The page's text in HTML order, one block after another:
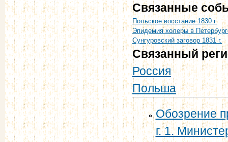
Связанные
Польское восстание 1830 г.
Эпидемия холеры в
Сунгуровский заговор 1831 г.
Связанный
Россия
Польша
Обозрение
г. 1.